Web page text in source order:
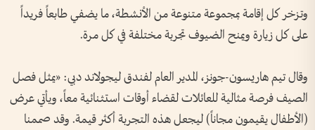
وتزخر كل إقامة بمجموعة متنوعة من الأنشطة، ما يضفي طابعاً فريداً
على كل زيارة ويمنح الضيوف تجربة مختلفة في كل مرة.
وقال تيم هاريسون-جونز، المدير العام لفندق ليجولاند دبي: «يمثل فصل
الصيف فرصة مثالية للعائلات لقضاء أوقات استثنائية معاً، ويأتي عرض
(الأطفال يقيمون مجاناً) ليجعل هذه التجربة أكثر قيمة. وقد صممنا